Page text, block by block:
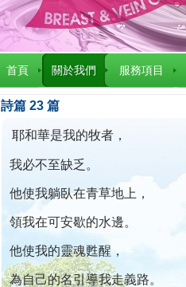
首頁 關於我們 服務項目
詩篇 23 篇
耶和華是我的牧者，
我必不至缺乏。
他使我躺臥在青草地上，
領我在可安歇的水邊。
他使我的靈魂甦醒，
為自己的名引導我走義路。